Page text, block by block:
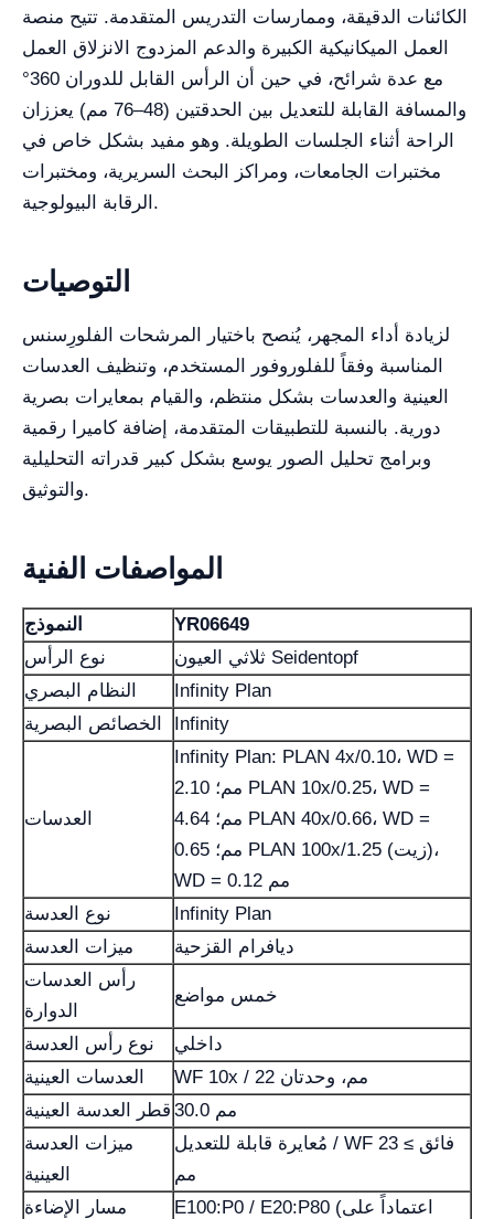
الكائنات الدقيقة، وممارسات التدريس المتقدمة. تتيح منصة
العمل الميكانيكية الكبيرة والدعم المزدوج الانزلاق العمل
مع عدة شرائح، في حين أن الرأس القابل للدوران 360°
والمسافة القابلة للتعديل بين الحدقتين (48–76 مم) يعززان
الراحة أثناء الجلسات الطويلة. وهو مفيد بشكل خاص في
مختبرات الجامعات، ومراكز البحث السريرية، ومختبرات
الرقابة البيولوجية.
التوصيات
لزيادة أداء المجهر، يُنصح باختيار المرشحات الفلورِسنس
المناسبة وفقاً للفلوروفور المستخدم، وتنظيف العدسات
العينية والعدسات بشكل منتظم، والقيام بمعايرات بصرية
دورية. بالنسبة للتطبيقات المتقدمة، إضافة كاميرا رقمية
وبرامج تحليل الصور يوسع بشكل كبير قدراته التحليلية
والتوثيق.
المواصفات الفنية
النموذج
YR06649
نوع الرأس
ثلاثي العيون Seidentopf
النظام البصري
Infinity Plan
الخصائص البصرية
Infinity
العدسات
Infinity Plan: PLAN 4x/0.10، WD =
2.10 مم؛ PLAN 10x/0.25، WD =
4.64 مم؛ PLAN 40x/0.66، WD =
0.65 مم؛ PLAN 100x/1.25 (زيت)،
WD = 0.12 مم
نوع العدسة
Infinity Plan
ميزات العدسة
ديافرام القزحية
رأس العدسات
الدوارة
خمس مواضع
نوع رأس العدسة
داخلي
العدسات العينية
WF 10x / 22 مم، وحدتان
قطر العدسة العينية
30.0 مم
ميزات العدسة
العينية
مُعايرة قابلة للتعديل / WF فائق ≥ 23
مم
مسار الإضاءة
E100:P0 / E20:P80 (اعتماداً على